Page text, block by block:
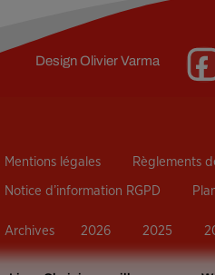
DesignOlivier Varma
Mentions légales Règlements
Notice d’information RGPD
Archives 2026 2025